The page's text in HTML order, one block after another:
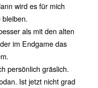
wird es für mich
als mit den alten
im Endgame das
persönlich gräslich.
Ist jetzt nicht grad